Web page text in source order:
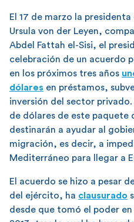
El 17 de marzo la
Ursula von der Leyen,
Abdel Fattah el-Sisi, el
celebración de un acuerdo
en los próximos tres años
dólares en préstamos,
inversión del sector
de dólares de este paquete
destinarán a ayudar al
migración, es decir, a
Mediterráneo para llegar a
El acuerdo se hizo a pesar
del ejército, ha clausurado
desde que tomó el poder